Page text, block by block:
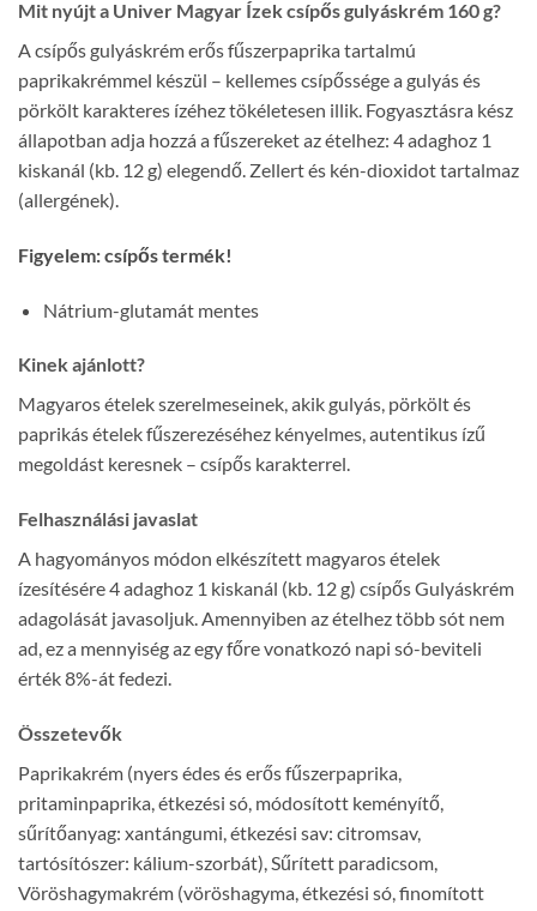
Mit nyújt a Univer Magyar Ízek csípős gulyáskrém 160 g?
A csípős gulyáskrém erős fűszerpaprika tartalmú
paprikakrémmel készül – kellemes csípőssége a gulyás és
pörkölt karakteres ízéhez tökéletesen illik. Fogyasztásra kész
állapotban adja hozzá a fűszereket az ételhez: 4 adaghoz 1
kiskanál (kb. 12 g) elegendő. Zellert és kén-dioxidot tartalmaz
(allergének).
Figyelem: csípős termék!
Nátrium-glutamát mentes
Kinek ajánlott?
Magyaros ételek szerelmeseinek, akik gulyás, pörkölt és
paprikás ételek fűszerezéséhez kényelmes, autentikus ízű
megoldást keresnek – csípős karakterrel.
Felhasználási javaslat
A hagyományos módon elkészített magyaros ételek
ízesítésére 4 adaghoz 1 kiskanál (kb. 12 g) csípős Gulyáskrém
adagolását javasoljuk. Amennyiben az ételhez több sót nem
ad, ez a mennyiség az egy főre vonatkozó napi só-beviteli
érték 8%-át fedezi.
Összetevők
Paprikakrém (nyers édes és erős fűszerpaprika,
pritaminpaprika, étkezési só, módosított keményítő,
sűrítőanyag: xantángumi, étkezési sav: citromsav,
tartósítószer: kálium-szorbát), Sűrített paradicsom,
Vöröshagymakrém (vöröshagyma, étkezési só, finomított